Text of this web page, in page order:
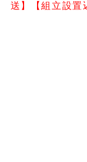
送】【組立設置